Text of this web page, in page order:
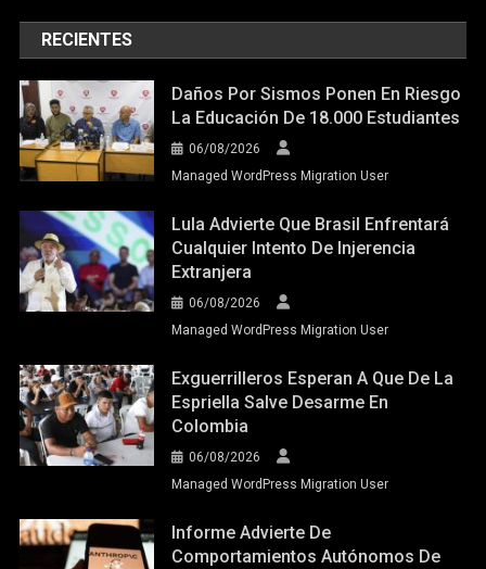
RECIENTES
Daños Por Sismos Ponen En Riesgo
La Educación De 18.000 Estudiantes
06/08/2026
Managed WordPress Migration User
Lula Advierte Que Brasil Enfrentará
Cualquier Intento De Injerencia
Extranjera
06/08/2026
Managed WordPress Migration User
Exguerrilleros Esperan A Que De La
Espriella Salve Desarme En
Colombia
06/08/2026
Managed WordPress Migration User
Informe Advierte De
Comportamientos Autónomos De